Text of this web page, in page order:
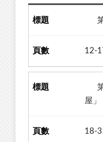
第
12-
第
屋」
18-